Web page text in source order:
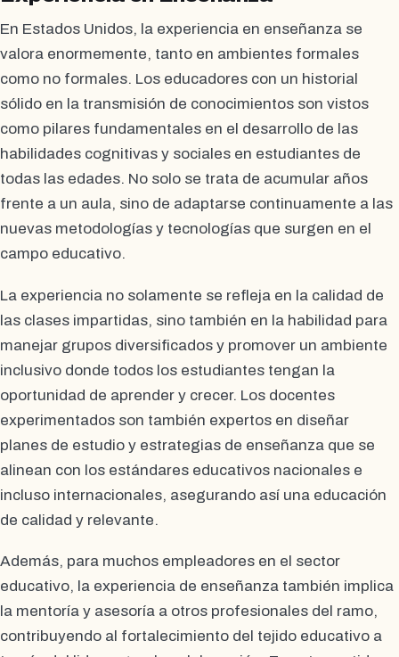
En Estados Unidos, la experiencia en enseñanza se
valora enormemente, tanto en ambientes formales
como no formales. Los educadores con un historial
sólido en la transmisión de conocimientos son vistos
como pilares fundamentales en el desarrollo de las
habilidades cognitivas y sociales en estudiantes de
todas las edades. No solo se trata de acumular años
frente a un aula, sino de adaptarse continuamente a las
nuevas metodologías y tecnologías que surgen en el
campo educativo.
La experiencia no solamente se refleja en la calidad de
las clases impartidas, sino también en la habilidad para
manejar grupos diversificados y promover un ambiente
inclusivo donde todos los estudiantes tengan la
oportunidad de aprender y crecer. Los docentes
experimentados son también expertos en diseñar
planes de estudio y estrategias de enseñanza que se
alinean con los estándares educativos nacionales e
incluso internacionales, asegurando así una educación
de calidad y relevante.
Además, para muchos empleadores en el sector
educativo, la experiencia de enseñanza también implica
la mentoría y asesoría a otros profesionales del ramo,
contribuyendo al fortalecimiento del tejido educativo a